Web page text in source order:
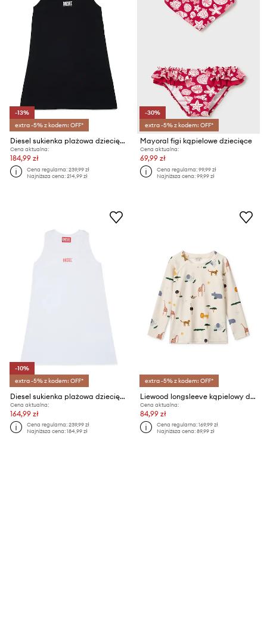
-13%
extra -5% z kodem: OFF*
Diesel sukienka plażowa dziecięca MCUNDY SW COVER-UPS
Cena aktualna:
184,99 zł
Cena regularna:239,99 zł
Najniższa cena:214,99 zł
-30%
extra -5% z kodem: OFF*
Mayoral figi kąpielowe dziecięce
Cena aktualna:
69,99 zł
Cena regularna:99,99 zł
Najniższa cena:99,99 zł
-10%
extra -5% z kodem: OFF*
Diesel sukienka plażowa dziecięca MCUNDY SW COVER-UPS
Cena aktualna:
164,99 zł
Cena regularna:239,99 zł
Najniższa cena:184,99 zł
extra -5% z kodem: OFF*
Liewood longsleeve kąpielowy dziecięcy Noah Printed Longsleeve Swim Tee
Cena aktualna:
84,99 zł
Cena regularna:169,99 zł
Najniższa cena:89,99 zł